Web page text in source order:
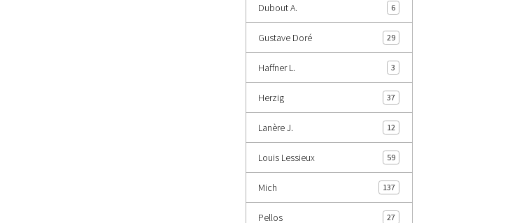
Dubout A. 6
Gustave Doré 29
Haffner L. 3
Herzig 37
Lanère J. 12
Louis Lessieux 59
Mich 137
Pellos 27